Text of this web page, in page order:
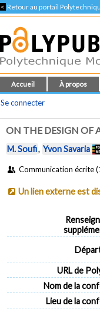
< Retour au portail
Accueil À propos
Se connecter
ON THE DESIGN OF
M. Soufi, Yvon Savaria
Communication écrite
Un lien externe est
URL de
Nom de la
Lieu de la